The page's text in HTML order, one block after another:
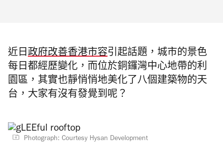
近日政府改善香港市容引起話題，城市的景色
每日都經歷變化，而位於銅鑼灣中心地帶的利
園區，其實也靜悄悄地美化了八個建築物的天
台，大家有沒有發覺到呢？
Photograph: Courtesy Hysan Development